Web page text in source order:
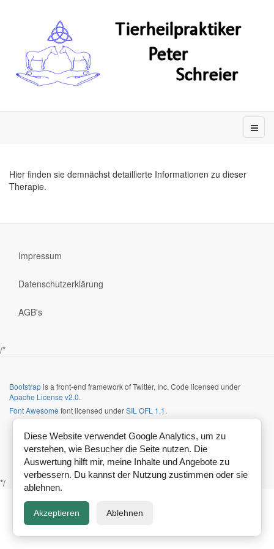
Diese Website verwendet Google Analytics, um zu
verstehen, wie Besucher die Seite nutzen. Die
Auswertung hilft mir, meine Inhalte und Angebote zu
verbessern. Du kannst der Nutzung zustimmen oder sie
ablehnen.
Akzeptieren Ablehnen
Hier finden sie demnächst detaillierte Informationen zu dieser
Therapie.
Impressum
Datenschutzerklärung
AGB's
/*
Bootstrapis a front-end framework of Twitter, Inc. Code licensed under
Apache License v2.0.
Font Awesome font licensed underSIL OFL 1.1.
*/